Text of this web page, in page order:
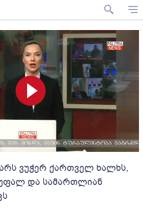
ვუჭერ ქართველ ხალხს,
და სამართლიან